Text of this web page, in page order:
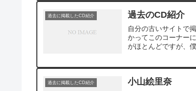
過去に掲載したCD紹介 過去のCD紹介
自分の古いサイトで
かってこのコーナー
がほとんどですが、
過去に掲載したCD紹介 小山絵里奈